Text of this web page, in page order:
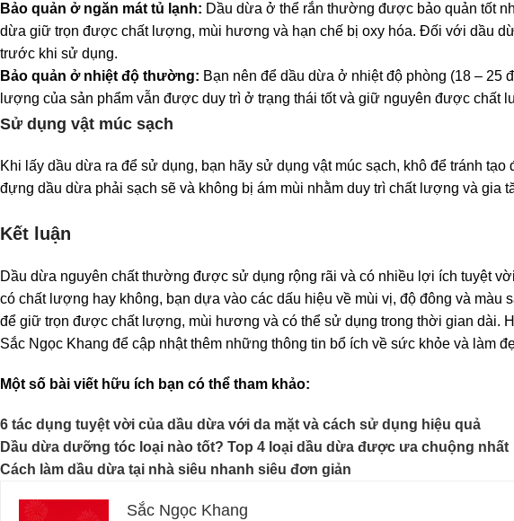
Bảo quản ở ngăn mát tủ lạnh: Dầu dừa ở thể rắn thường được bảo quản tốt
dừa giữ trọn được chất lượng, mùi hương và hạn chế bị oxy hóa. Đối với dầu
trước khi sử dụng.
Bảo quản ở nhiệt độ thường: Bạn nên để dầu dừa ở nhiệt độ phòng (18 – 25
lượng của sản phẩm vẫn được duy trì ở trạng thái tốt và giữ nguyên được chất
Sử dụng vật múc sạch
Khi lấy dầu dừa ra để sử dụng, bạn hãy sử dụng vật múc sạch, khô để tránh
đựng dầu dừa phải sạch sẽ và không bị ám mùi nhằm duy trì chất lượng và gia
Kết luận
Dầu dừa nguyên chất thường được sử dụng rộng rãi và có nhiều lợi ích tuyệt
có chất lượng hay không, bạn dựa vào các dấu hiệu về mùi vị, độ đông và màu
để giữ trọn được chất lượng, mùi hương và có thể sử dụng trong thời gian dài.
Sắc Ngọc Khang để cập nhật thêm những thông tin bổ ích về sức khỏe và làm
Một số bài viết hữu ích bạn có thể tham khảo:
6 tác dụng tuyệt vời của dầu dừa với da mặt và cách sử dụng hiệu quả
Dầu dừa dưỡng tóc loại nào tốt? Top 4 loại dầu dừa được ưa chuộng nhất
Cách làm dầu dừa tại nhà siêu nhanh siêu đơn giản
Sắc Ngọc Khang